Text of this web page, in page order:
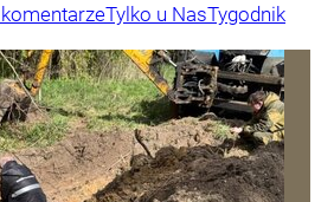
Tylko u NasTygodnik